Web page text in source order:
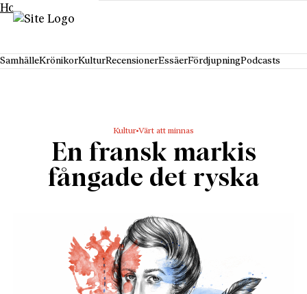
Hoppa till innehåll
SamhälleKrönikorKulturRecensionerEssäerFördjupningPodcasts
Kultur Värt att minnas
En fransk markis
fångade det ryska